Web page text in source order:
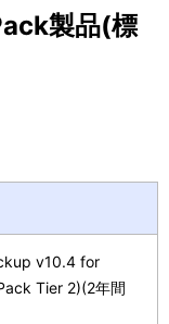
製品(標
v10.4 for
Tier 2)(2年間